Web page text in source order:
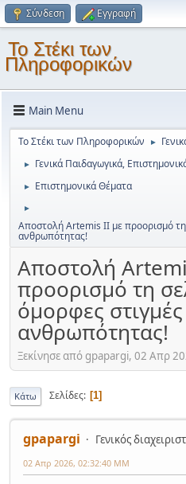
Σύνδεση Εγγραφή
Το Στέκι των
Πληροφορικών
Main Menu
Το Στέκι των Πληροφορικών ►
► Γενικά Παιδαγωγικά,
► Επιστημονικά Θέματα
►
Αποστολή Artemis II με προορισμό
ανθρωπότητας!
Αποστολή
προορισμό τη
όμορφες
ανθρωπότητας!
Ξεκίνησε από gpapargi, 02 Απρ
Κάτω Σελίδες 1
gpapargi Γενικός
02 Απρ 2026, 02:32:40 ΜΜ